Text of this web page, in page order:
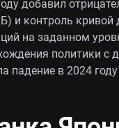
добавил
и контроль кривой
на заданном
политики с
падение в 2024